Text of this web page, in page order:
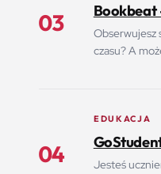
03 Bookbeat
Obserwujesz
czasu? A
04
EDUKACJA
Jesteś